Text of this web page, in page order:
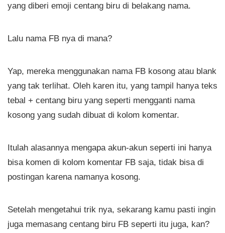
yang diberi emoji centang biru di belakang nama.
Lalu nama FB nya di mana?
Yap, mereka menggunakan nama FB kosong atau blank
yang tak terlihat. Oleh karen itu, yang tampil hanya teks
tebal + centang biru yang seperti mengganti nama
kosong yang sudah dibuat di kolom komentar.
Itulah alasannya mengapa akun-akun seperti ini hanya
bisa komen di kolom komentar FB saja, tidak bisa di
postingan karena namanya kosong.
Setelah mengetahui trik nya, sekarang kamu pasti ingin
juga memasang centang biru FB seperti itu juga, kan?